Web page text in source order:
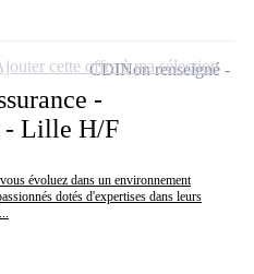
-
- Lille H/F
évoluez dans un environnement
dotés d'expertises dans leurs
CDINon renseigné
cette offre à ma sélection